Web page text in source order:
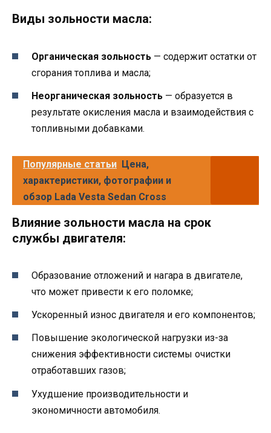
Виды зольности масла:
Органическая зольность — содержит остатки от
сгорания топлива и масла;
Неорганическая зольность — образуется в
результате окисления масла и взаимодействия с
топливными добавками.
Популярные статьи Цена,
характеристики, фотографии и
обзор Lada Vesta Sedan Cross
Влияние зольности масла на срок
службы двигателя:
Образование отложений и нагара в двигателе,
что может привести к его поломке;
Ускоренный износ двигателя и его компонентов;
Повышение экологической нагрузки из-за
снижения эффективности системы очистки
отработавших газов;
Ухудшение производительности и
экономичности автомобиля.